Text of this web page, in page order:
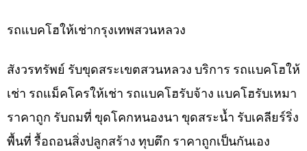
รถแบคโฮให้เช่ากรุงเทพสวนหลวง
สังวรทรัพย์ รับขุดสระเขตสวนหลวง บริการ รถแบคโฮให้
เช่า รถแม็คโครให้เช่า รถแบคโฮรับจ้าง แบคโฮรับเหมา
ราคาถูก รับถมที่ ขุดโคกหนองนา ขุดสระน้ำ รับเคลียร์ริ่ง
พื้นที่ รื้อถอนสิ่งปลูกสร้าง ทุบตึก ราคาถูกเป็นกันเอง